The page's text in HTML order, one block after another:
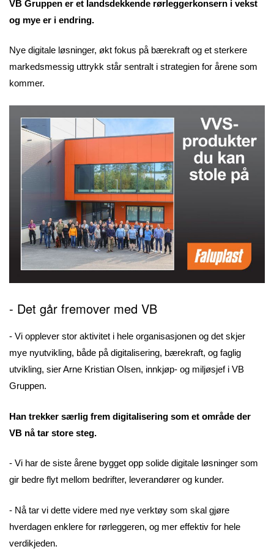
VB Gruppen er et landsdekkende rørleggerkonsern i vekst
og mye er i endring.
Nye digitale løsninger, økt fokus på bærekraft og et sterkere
markedsmessig uttrykk står sentralt i strategien for årene som
kommer.
- Det går fremover med VB
- Vi opplever stor aktivitet i hele organisasjonen og det skjer
mye nyutvikling, både på digitalisering, bærekraft, og faglig
utvikling, sier Arne Kristian Olsen, innkjøp- og miljøsjef i VB
Gruppen.
Han trekker særlig frem digitalisering som et område der
VB nå tar store steg.
- Vi har de siste årene bygget opp solide digitale løsninger som
gir bedre flyt mellom bedrifter, leverandører og kunder.
- Nå tar vi dette videre med nye verktøy som skal gjøre
hverdagen enklere for rørleggeren, og mer effektiv for hele
verdikjeden.